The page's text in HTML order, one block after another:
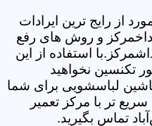
از رایج ترین ایرادات
و روش های رفع
استفاده از این
تکنسین نخواهید
لباسشویی برای شما
تر با مرکز تعمیر
تماس بگیرید.